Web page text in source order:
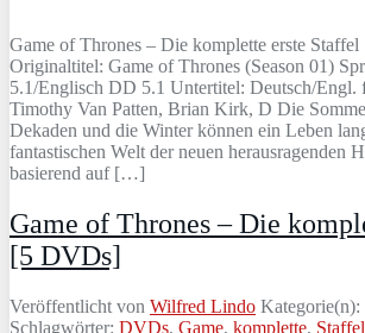
Game of Thrones – Die komplette erste
Originaltitel: Game of Thrones (Season 01)
5.1/Englisch DD 5.1 Untertitel: Deutsch/Engl.
Timothy Van Patten, Brian Kirk, D Die
Dekaden und die Winter können ein Leben
fantastischen Welt der neuen herausragenden
basierend auf […]
Game of Thrones – Die
[5 DVDs]
Veröffentlicht von Wilfred Lindo Kategorie(n):
Schlagwörter: DVDs, Game, komplette, Staffel